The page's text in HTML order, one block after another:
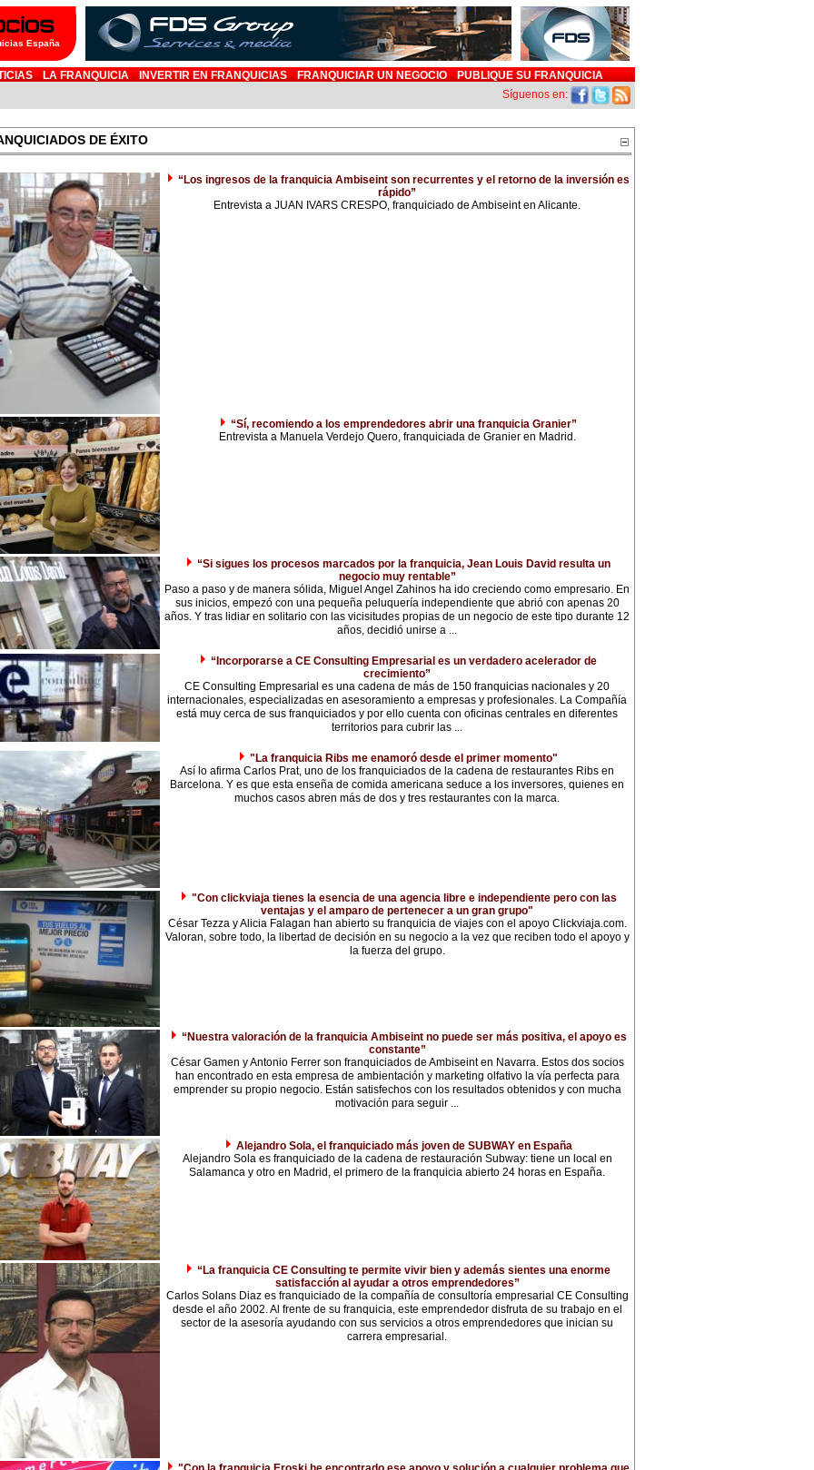
España
LA FRANQUICIA INVERTIR EN FRANQUICIAS FRANQUICIAR UN NEGOCIO
PUBLIQUE SU FRANQUICIA
Síguenos en:
DE ÉXITO
“Los ingresos de la franquicia Ambiseint son recurrentes y el retorno de la inversión es
rápido”
Entrevista a JUAN IVARS CRESPO, franquiciado de Ambiseint en Alicante.
“Sí, recomiendo a los emprendedores abrir una franquicia Granier”
Entrevista a Manuela Verdejo Quero, franquiciada de Granier en Madrid.
“Si sigues los procesos marcados por la franquicia, Jean Louis David resulta un
negocio muy rentable”
Paso a paso y de manera sólida, Miguel Angel Zahinos ha ido creciendo como empresario. En
sus inicios, empezó con una pequeña peluquería independiente que abrió con apenas 20
años. Y tras lidiar en solitario con las vicisitudes propias de un negocio de este tipo durante 12
años, decidió unirse a ...
“Incorporarse a CE Consulting Empresarial es un verdadero acelerador de
crecimiento”
CE Consulting Empresarial es una cadena de más de 150 franquicias nacionales y 20
internacionales, especializadas en asesoramiento a empresas y profesionales. La Compañía
está muy cerca de sus franquiciados y por ello cuenta con oficinas centrales en diferentes
territorios para cubrir las ...
"La franquicia Ribs me enamoró desde el primer momento"
Así lo afirma Carlos Prat, uno de los franquiciados de la cadena de restaurantes Ribs en
Barcelona. Y es que esta enseña de comida americana seduce a los inversores, quienes en
muchos casos abren más de dos y tres restaurantes con la marca.
"Con clickviaja tienes la esencia de una agencia libre e independiente pero con las
ventajas y el amparo de pertenecer a un gran grupo"
César Tezza y Alicia Falagan han abierto su franquicia de viajes con el apoyo Clickviaja.com.
Valoran, sobre todo, la libertad de decisión en su negocio a la vez que reciben todo el apoyo y
la fuerza del grupo.
“Nuestra valoración de la franquicia Ambiseint no puede ser más positiva, el apoyo es
constante”
César Gamen y Antonio Ferrer son franquiciados de Ambiseint en Navarra. Estos dos socios
han encontrado en esta empresa de ambientación y marketing olfativo la vía perfecta para
emprender su propio negocio. Están satisfechos con los resultados obtenidos y con mucha
motivación para seguir ...
Alejandro Sola, el franquiciado más joven de SUBWAY en España
Alejandro Sola es franquiciado de la cadena de restauración Subway: tiene un local en
Salamanca y otro en Madrid, el primero de la franquicia abierto 24 horas en España.
“La franquicia CE Consulting te permite vivir bien y además sientes una enorme
satisfacción al ayudar a otros emprendedores”
Carlos Solans Diaz es franquiciado de la compañía de consultoría empresarial CE Consulting
desde el año 2002. Al frente de su franquicia, este emprendedor disfruta de su trabajo en el
sector de la asesoría ayudando con sus servicios a otros emprendedores que inician su
carrera empresarial.